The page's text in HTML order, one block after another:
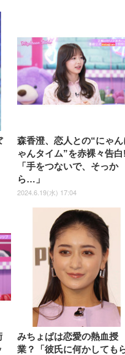
ェア デスク
レワーク
レスト 30度
間工学 椅子
ね上げ式ア
ッドレスト
発クッショ
性メッシュ
事務用 おし
ア (ホワイ
ポート付き 腰サポー
ス圧無段階昇降 360度
転 キャスター付き コ
クト 幅52×奥行58.5×
84～96cm テレワーク
宅勤務 ブラック
￥4,139
モ
光
整 ス
け
ーミングモニター QD 24.5イ
1ms FHD 量子ドット 残像低減
年保証 | 輝点保証 | 日本メー
￥34,980
ートベーシ
限定】
リスオーヤマ
型 お徳用
1) (ケース
【Amazon.co.jp限定】
￥3,731
森香澄、恋人との“にゃん
ゃんタイム”を赤裸々告
「手をつないで、そっか
ら…」
2024.6.19(水) 17:04
みちょぱは恋愛の熱血授
業？「彼氏に何かしても